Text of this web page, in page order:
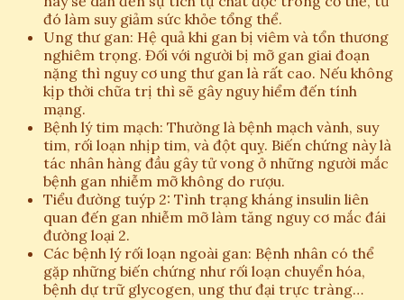
đó làm suy giảm sức khỏe tổng thể.
Ung thư gan: Hệ quả khi gan bị viêm và tổn thương
nghiêm trọng. Đối với người bị mỡ gan giai đoạn
nặng thì nguy cơ ung thư gan là rất cao. Nếu không
kịp thời chữa trị thì sẽ gây nguy hiểm đến tính
mạng.
Bệnh lý tim mạch: Thường là bệnh mạch vành, suy
tim, rối loạn nhịp tim, và đột quỵ. Biến chứng này là
tác nhân hàng đầu gây tử vong ở những người mắc
bệnh gan nhiễm mỡ không do rượu.
Tiểu đường tuýp 2: Tình trạng kháng insulin liên
quan đến gan nhiễm mỡ làm tăng nguy cơ mắc đái
đường loại 2.
Các bệnh lý rối loạn ngoài gan: Bệnh nhân có thể
gặp những biến chứng như rối loạn chuyển hóa,
bệnh dự trữ glycogen, ung thư đại trực tràng…